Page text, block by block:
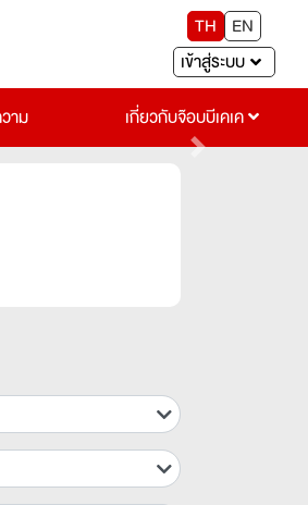
TH
EN
เข้าสู่ระบบ
าม
เกี่ยวกับจ๊อบบีเคเค